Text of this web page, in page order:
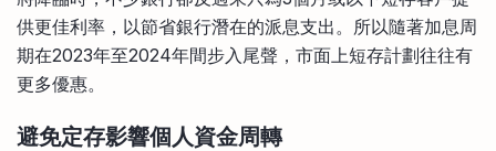
供更佳利率，以節省銀行潛在的派息支出。所以隨著加息周
期在2023年至2024年間步入尾聲，市面上短存計劃往往有
更多優惠。
避免定存影響個人資金周轉